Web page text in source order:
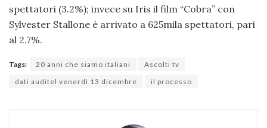
spettatori (3.2%); invece su Iris il film “Cobra” con
Sylvester Stallone è arrivato a 625mila spettatori, pari
al 2.7%.
Tags: 20 anni che siamo italiani
Ascolti tv
dati auditel venerdì 13 dicembre
il processo